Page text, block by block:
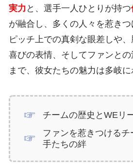
実力 と、選手一人ひとりが持つ
が融合し、多くの人々を惹きつ
ピッチ上での真剣な眼差しや
喜びの表情、そしてファンと
まで、彼女たちの魅力は多岐に
チームの歴史とWEリ
ファンを惹きつける
手たちの絆